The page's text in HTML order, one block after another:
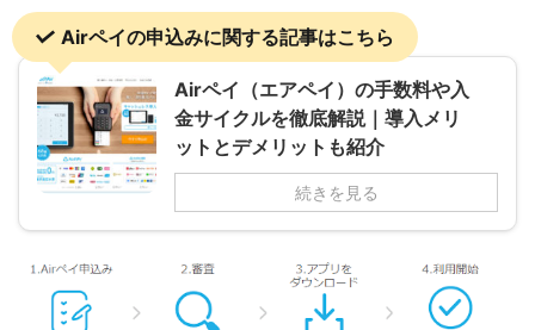
Airペイの申込みに関する記事はこちら
Airペイ（エアペイ）の手数料や入
金サイクルを徹底解説｜導入メリ
ットとデメリットも紹介
続きを見る